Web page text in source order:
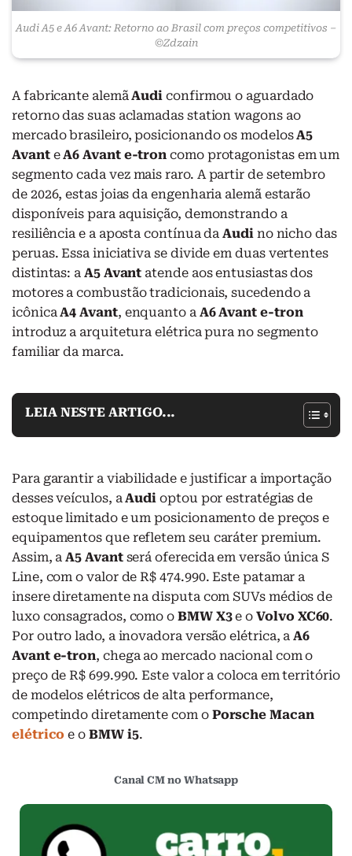
Audi A5 e A6 Avant: Retorno ao Brasil com preços competitivos –
©Zdzain
A fabricante alemãAudi confirmou o aguardado
retorno das suas aclamadas station wagons ao
mercado brasileiro, posicionando os modelosA5
AvanteA6 Avant e-tron como protagonistas em um
segmento cada vez mais raro. A partir de setembro
de 2026, estas joias da engenharia alemã estarão
disponíveis para aquisição, demonstrando a
resiliência e a aposta contínua daAudi no nicho das
peruas. Essa iniciativa se divide em duas vertentes
distintas: a A5 Avant atende aos entusiastas dos
motores a combustão tradicionais, sucedendo a
icônicaA4 Avant, enquanto a A6 Avant e-tron
introduz a arquitetura elétrica pura no segmento
familiar da marca.
LEIA NESTE ARTIGO...
Para garantir a viabilidade e justificar a importação
desses veículos, aAudi optou por estratégias de
estoque limitado e um posicionamento de preços e
equipamentos que refletem seu caráter premium.
Assim, aA5 Avantserá oferecida em versão única S
Line, com o valor de R$ 474.990. Este patamar a
insere diretamente na disputa com SUVs médios de
luxo consagrados, como o BMW X3e oVolvo XC60.
Por outro lado, a inovadora versão elétrica, aA6
Avant e-tron, chega ao mercado nacional com o
preço de R$ 699.990. Este valor a coloca em território
de modelos elétricos de alta performance,
competindo diretamente com o Porsche Macan
elétrico e o BMW i5.
Canal CM no Whatsapp